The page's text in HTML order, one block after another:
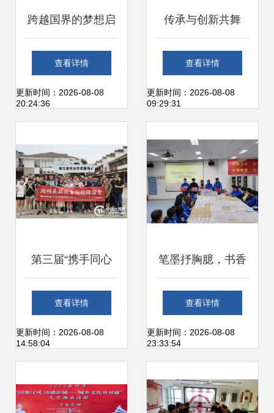
跨越国界的梦想启
航 青岛即墨培文高
级中学国际班深度
查看详情
更新时间：2026-08-08
20:24:36
传承与创新共舞
2018多彩贵州布依
族传统工艺振兴对
查看详情
更新时间：2026-08-08
09:29:31
第三届“携手同心
提笔同行”两岸湖笔
文化交流活动在湖
查看详情
更新时间：2026-08-08
14:58:04
笔墨抒胸臆，书香
沁校园——数媒与
印刷工程学院主题
创作热情
查看详情
更新时间：2026-08-08
23:33:54